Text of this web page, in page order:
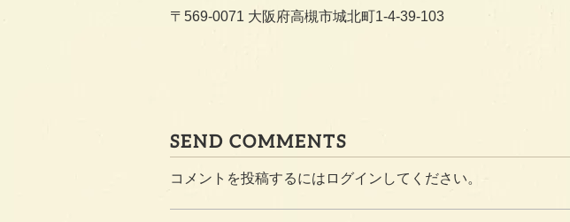
〒569-0071 大阪府高槻市城北町1-4-39-103
SEND COMMENTS
コメントを投稿するには ログイン してください。